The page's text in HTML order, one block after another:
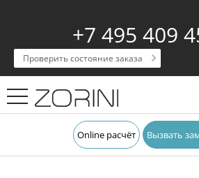
+7 495 409
Проверить состояние заказа
Online расчёт Вызвать